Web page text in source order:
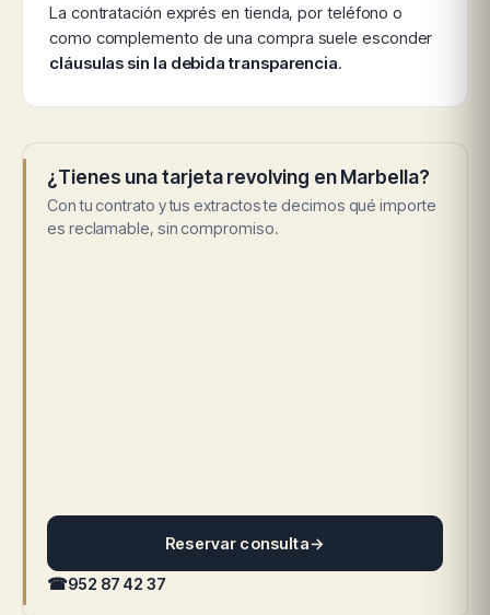
La contratación exprés en tienda, por teléfono o
como complemento de una compra suele esconder
cláusulas sin la debida transparencia.
¿Tienes una tarjeta revolving en Marbella?
Con tu contrato y tus extractos te decimos qué importe
es reclamable, sin compromiso.
Reservar consulta→
☎952 87 42 37